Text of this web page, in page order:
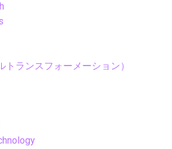
トランスフォーメーション）